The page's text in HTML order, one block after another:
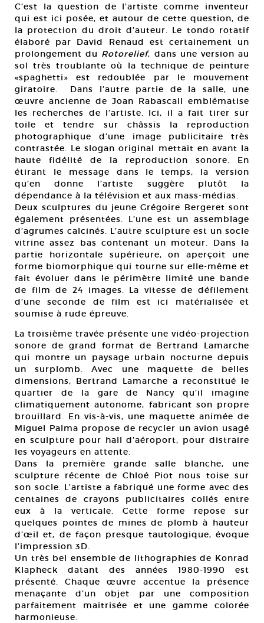
C’est la question de l’artiste comme inventeur
qui est ici posée, et autour de cette question, de
la protection du droit d’auteur. Le tondo rotatif
élaboré par David Renaud est certainement un
prolongement du Rotorelief, dans une version au
sol très troublante où la technique de peinture
«spaghetti» est redoublée par le mouvement
giratoire. Dans l’autre partie de la salle, une
œuvre ancienne de Joan Rabascall emblématise
les recherches de l’artiste. Ici, il a fait tirer sur
toile et tendre sur châssis la reproduction
photographique d’une image publicitaire très
contrastée. Le slogan original mettait en avant la
haute fidélité de la reproduction sonore. En
étirant le message dans le temps, la version
qu’en donne l’artiste suggère plutôt la
dépendance à la télévision et aux mass-médias.
Deux sculptures du jeune Grégoire Bergeret sont
également présentées. L’une est un assemblage
d’agrumes calcinés. L’autre sculpture est un socle
vitrine assez bas contenant un moteur. Dans la
partie horizontale supérieure, on aperçoit une
forme biomorphique qui tourne sur elle-même et
fait évoluer dans le périmètre limité une bande
de film de 24 images. La vitesse de défilement
d’une seconde de film est ici matérialisée et
soumise à rude épreuve.
La troisième travée présente une vidéo-projection
sonore de grand format de Bertrand Lamarche
qui montre un paysage urbain nocturne depuis
un surplomb. Avec une maquette de belles
dimensions, Bertrand Lamarche a reconstitué le
quartier de la gare de Nancy qu’il imagine
climatiquement autonome, fabricant son propre
brouillard. En vis-à-vis, une maquette animée de
Miguel Palma propose de recycler un avion usagé
en sculpture pour hall d’aéroport, pour distraire
les voyageurs en attente.
Dans la première grande salle blanche, une
sculpture récente de Chloé Piot nous toise sur
son socle. L’artiste a fabriqué une forme avec des
centaines de crayons publicitaires collés entre
eux à la verticale. Cette forme repose sur
quelques pointes de mines de plomb à hauteur
d’œil et, de façon presque tautologique, évoque
l’impression 3D.
Un très bel ensemble de lithographies de Konrad
Klapheck datant des années 1980-1990 est
présenté. Chaque œuvre accentue la présence
menaçante d’un objet par une composition
parfaitement maitrisée et une gamme colorée
harmonieuse.